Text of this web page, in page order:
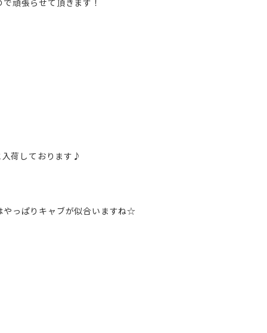
頑張らせて頂きます！
荷しております♪
やっぱりキャブが似合いますね☆